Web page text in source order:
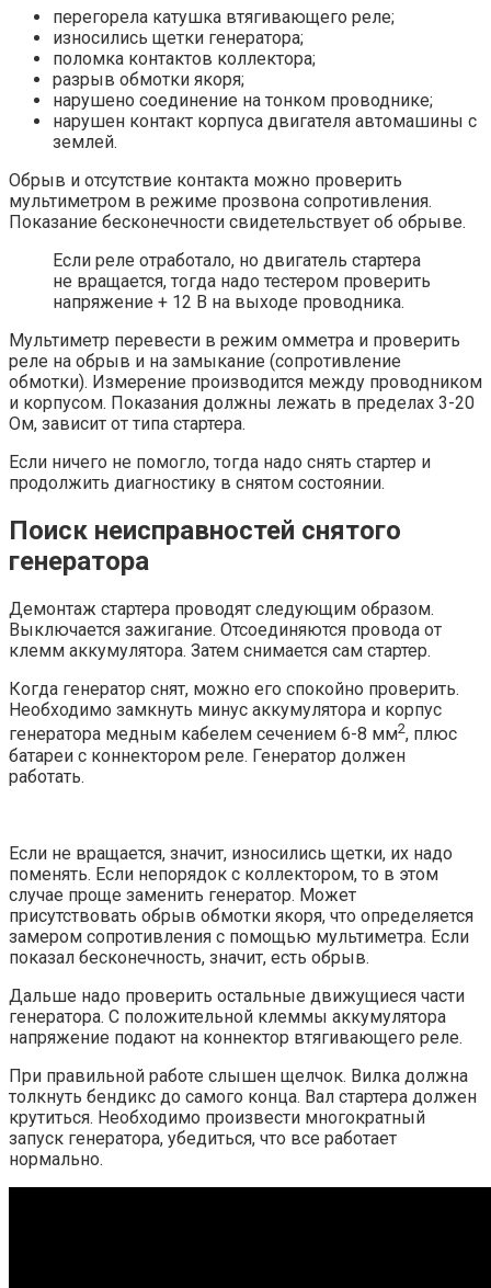
перегорела катушка втягивающего реле;
износились щетки генератора;
поломка контактов коллектора;
разрыв обмотки якоря;
нарушено соединение на тонком проводнике;
нарушен контакт корпуса двигателя автомашины с
землей.
Обрыв и отсутствие контакта можно проверить
мультиметром в режиме прозвона сопротивления.
Показание бесконечности свидетельствует об обрыве.
Если реле отработало, но двигатель стартера
не вращается, тогда надо тестером проверить
напряжение + 12 В на выходе проводника.
Мультиметр перевести в режим омметра и проверить
реле на обрыв и на замыкание (сопротивление
обмотки). Измерение производится между проводником
и корпусом. Показания должны лежать в пределах 3-20
Ом, зависит от типа стартера.
Если ничего не помогло, тогда надо снять стартер и
продолжить диагностику в снятом состоянии.
Поиск неисправностей снятого
генератора
Демонтаж стартера проводят следующим образом.
Выключается зажигание. Отсоединяются провода от
клемм аккумулятора. Затем снимается сам стартер.
Когда генератор снят, можно его спокойно проверить.
Необходимо замкнуть минус аккумулятора и корпус
генератора медным кабелем сечением 6-8 мм2, плюс
батареи с коннектором реле. Генератор должен
работать.
Если не вращается, значит, износились щетки, их надо
поменять. Если непорядок с коллектором, то в этом
случае проще заменить генератор. Может
присутствовать обрыв обмотки якоря, что определяется
замером сопротивления с помощью мультиметра. Если
показал бесконечность, значит, есть обрыв.
Дальше надо проверить остальные движущиеся части
генератора. С положительной клеммы аккумулятора
напряжение подают на коннектор втягивающего реле.
При правильной работе слышен щелчок. Вилка должна
толкнуть бендикс до самого конца. Вал стартера должен
крутиться. Необходимо произвести многократный
запуск генератора, убедиться, что все работает
нормально.